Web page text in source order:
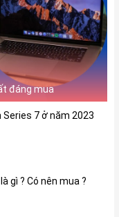
đáng mua
7 ở năm 2023
gì ? Có nên mua ?